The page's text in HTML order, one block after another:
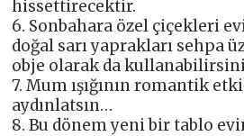
hissettirecektir.
6. Sonbahara özel çiçekleri
doğal sarı yaprakları sehpa
obje olarak da
7. Mum ışığının romantik
aydınlatsın…
8. Bu dönem yeni bir tablo